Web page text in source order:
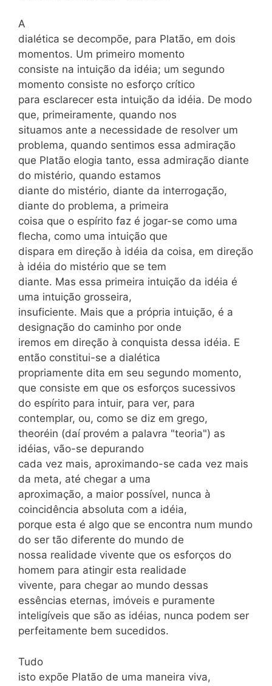
A
dialética se decompõe, para Platão, em dois
momentos. Um primeiro momento
consiste na intuição da idéia; um segundo
momento consiste no esforço crítico
para esclarecer esta intuição da idéia. De modo
que, primeiramente, quando nos
situamos ante a necessidade de resolver um
problema, quando sentimos essa admiração
que Platão elogia tanto, essa admiração diante
do mistério, quando estamos
diante do mistério, diante da interrogação,
diante do problema, a primeira
coisa que o espírito faz é jogar-se como uma
flecha, como uma intuição que
dispara em direção à idéia da coisa, em direção
à idéia do mistério que se tem
diante. Mas essa primeira intuição da idéia é
uma intuição grosseira,
insuficiente. Mais que a própria intuição, é a
designação do caminho por onde
iremos em direção à conquista dessa idéia. E
então constitui-se a dialética
propriamente dita em seu segundo momento,
que consiste em que os esforços sucessivos
do espírito para intuir, para ver, para
contemplar, ou, como se diz em grego,
theoréin (daí provém a palavra "teoria") as
idéias, vão-se depurando
cada vez mais, aproximando-se cada vez mais
da meta, até chegar a uma
aproximação, a maior possível, nunca à
coincidência absoluta com a idéia,
porque esta é algo que se encontra num mundo
do ser tão diferente do mundo de
nossa realidade vivente que os esforços do
homem para atingir esta realidade
vivente, para chegar ao mundo dessas
essências eternas, imóveis e puramente
inteligíveis que são as idéias, nunca podem ser
perfeitamente bem sucedidos.
Tudo
isto expõe Platão de uma maneira viva,